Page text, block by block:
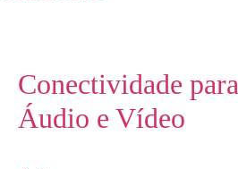
Conectividade para
Áudio e Vídeo